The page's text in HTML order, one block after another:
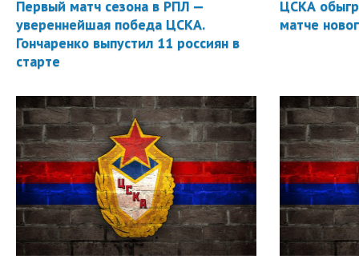
Первый матч сезона в РПЛ —
увереннейшая победа ЦСКА.
Гончаренко выпустил 11 россиян в
старте
ЦСКА
матче